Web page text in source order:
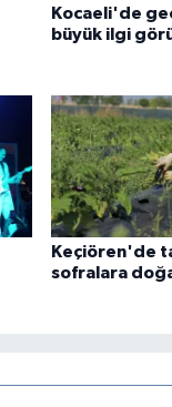
Kocaeli'de
büyük ilgi
Keçiören'de
sofralara